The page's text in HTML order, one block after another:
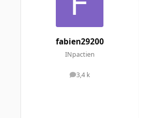
fabien29200
INpactien
3,4 k
messages